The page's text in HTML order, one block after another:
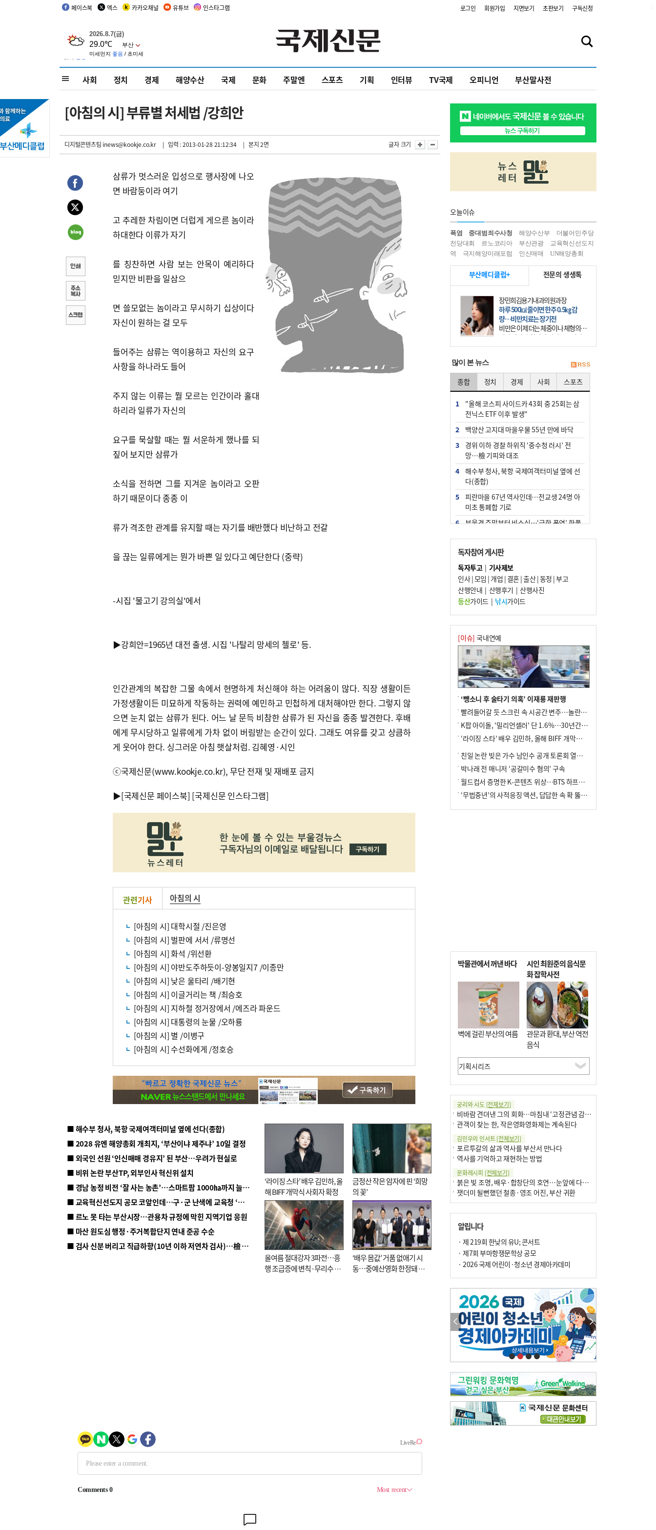
페이스북 엑스 카카오채널 유튜브 인스타그램 로그인 회원가입 지면보기 초판보기 구독신청
사회 정치 경제 해양수산 국제 문화 주말엔 스포츠 기획 인터뷰 TV국제 오피니언 부산말사전
[아침의 시] 부류별 처세법 /강희안
디지털콘텐츠팀 inews@kookje.co.kr | 입력 : 2013-01-28 21:12:34 | 본지 2면 글자 크기
삼류가 멋스러운 입성으로 행사장에 나오
면 바람둥이라 여기
고 추레한 차림이면 더럽게 게으른 놈이라
하대한다 이류가 자기
를 칭찬하면 사람 보는 안목이 예리하다
믿지만 비판을 일삼으
면 쓸모없는 놈이라고 무시하기 십상이다
자신이 원하는 걸 모두
들어주는 삼류는 역이용하고 자신의 요구
사항을 하나라도 들어
주지 않는 이류는 뭘 모르는 인간이라 홀대
하리라 일류가 자신의
요구를 묵살할 때는 뭘 서운하게 했나를 되
짚어 보지만 삼류가
소식을 전하면 그를 지겨운 놈이라고 오판
하기 때문이다 종종 이
류가 격조한 관계를 유지할 때는 자기를 배반했다 비난하고 전갈
을 끊는 일류에게는 뭔가 바쁜 일 있다고 예단한다 (중략)
-시집 '물고기 강의실'에서
▶강희안=1965년 대전 출생. 시집 '나탈리 망세의 첼로' 등.
인간관계의 복잡한 그물 속에서 현명하게 처신해야 하는 어려움이 많다. 직장 생활이든
가정생활이든 미묘하게 작동하는 권력에 예민하고 민첩하게 대처해야만 한다. 그렇지 않
으면 눈치 없는 삼류가 된다. 어느 날 문득 비참한 삼류가 된 자신을 종종 발견한다. 후배
에게 무시당하고 일류에게 가차 없이 버림받는 순간이 있다. 그래도 여유를 갖고 상큼하
게 웃어야 한다. 싱그러운 아침 햇살처럼. 김혜영·시인
ⓒ국제신문(www.kookje.co.kr), 무단 전재 및 재배포 금지
▶[국제신문 페이스북] [국제신문 인스타그램]
관련기사 아침의 시
[아침의 시] 대학시절 /진은영
[아침의 시] 벌판에 서서 /류명선
[아침의 시] 화석 /위선환
[아침의 시] 야반도주하듯이-양봉일지7 /이종만
[아침의 시] 낮은 울타리 /배기현
[아침의 시] 이글거리는 책 /최승호
[아침의 시] 지하철 정거장에서 /에즈라 파운드
[아침의 시] 대통령의 눈물 /오하룡
[아침의 시] 별 /이병구
[아침의 시] 수선화에게 /정호승
■ 해수부 청사, 북항 국제여객터미널 옆에 선다(종합)
■ 2028 유엔 해양총회 개최지, ‘부산이냐 제주냐’ 10일 결정
■ 외국인 선원 ‘인신매매 경유지’ 된 부산…우려가 현실로
■ 비위 논란 부산TP, 외부인사 혁신위 설치
■ 경남 농정 비전 ‘잘 사는 농촌’…스마트팜 1000㏊까지 늘린다
■ 교육혁신선도지 공모 코앞인데…구·군 난색에 교육청 ‘쩔쩔’
■ 르노 못 타는 부산시장…관용차 규정에 막힌 지역기업 응원
■ 마산 원도심 행정·주거복합단지 연내 준공 수순
■ 검사 신분 버리고 직급하향(10년 이하 저연차 검사)…檢 중수청행 기피
‘라이징 스타’ 배우 김민하, 올
해 BIFF 개막식 사회자 확정
금정산 작은 암자에 핀 ‘희망
의 꽃’
올여름 절대강자 3파전…흥
행 조급증에 변칙·무리수 마
‘배우 몸값’ 거품 없애기 시
동…중예산영화 한정돼 실
오늘이슈
폭염 중대범죄수사청 해양수산부
더불어민주당
전당대회
르노코리아 부산관광
교육혁신선도지
역
극지해양미래포럼 인신매매 UN해양총회
부산메디클럽+ 전문의 생생톡
장민희김용기내과의원과장
하루 500㎉ 줄이면 한주 0.5㎏ 감
량…비만치료는 장기전
비만은 이제 더는 체중이나 체형의 문
제가 아니다. 하나의 질병으로 인지
하고 치료와 관리를 해야 한다. 세계
많이 본 뉴스
종합 정치 경제 사회 스포츠
1
"올해 코스피 사이드카 43회 중 25회는 삼
전닉스 ETF 이후 발생"
2
백양산 고지대 마을우물 55년 만에 바닥
3
경위 이하 경찰 하위직 ‘중수청 러시’ 전
망…檢 기피와 대조
4
해수부 청사, 북항 국제여객터미널 옆에 선
다(종합)
5
피란마을 67년 역사인데…전교생 24명 아
미초 통폐합 기로
6
부울경 주말부터 비소식…‘극한 폭염’ 한풀
7
“낙동강권 삼락·을숙도·다대포 연결해 서
부산 관광 키우자”
8
오늘의 날씨- 2026년 8월 7일
9
외국인 선원 ‘인신매매 경유지’ 된 부산…
우려가 현실로
10 [사설] 해수부 신청사 북항으로 확정, 해양
수도 도약의 전환점
독자참여 게시판
독자투고| 기사제보
인사|모임 | 개업 | 결혼|출산|동정 |부고
산행안내 | 산행후기 | 산행사진
등산가이드| 낚시가이드
[이슈] 국내연예
‘뺑소니 후 술타기 의혹’ 이재룡 재판행
빨려들어갈 듯 스크린 속 시공간 변주…놀란의 메시지는 ‘전쟁 속죄’
K팝 아이돌, '밀리언셀러' 단 1.6%…30년간 등장 1182개팀 전수조사
‘라이징 스타’ 배우 김민하, 올해 BIFF 개막식 사회자 확정
친일 논란 빚은 가수 남인수 공개 토론회 열린다.
박나래 전 매니저 ‘공갈미수 혐의’ 구속
월드컵서 증명한 K-콘텐츠 위상…BTS 하프타임쇼·정호연 트로피 세리머니
‘무법중년’의 사적응징 액션, 답답한 속 확 뚫어주네
박물관에서 꺼낸 바다
벽에 걸린 부산의 여름
시인 최원준의 음식문
화 잡학사전
관문과 환대, 부산 역전
음식
궁리와 시도 [전체보기]
비바람 견뎌낸 그의 회화…마침내 ‘고정관념 감옥’서 해방
관객이 찾는 한, 작은영화영화제는 계속된다
김민우의 인서트[전체보기]
포르투갈의 삶과 역사를 부산서 만나다
역사를 기억하고 재현하는 방법
문화레시피 [전체보기]
붉은 빛 조명, 배우·합창단의 호연…눈앞에 다가온 부산오페라하우스
잿더미 될뻔했던 철종·영조 어진, 부산 귀환
현실의 고통, 은유의 詩로 담다 外
달구비·여우비…다양한 비 이름 外
박현주의 책 이야기[전체보기]
세계유산 ‘한국의 갯벌’ 얼마나 알고 있나요
문재필-여름_저녁무렵의호수
이 한편의 시조[전체보기]
참선 /오기환
고향 /김진규
주말 영화 박스오피스[전체보기]
‘스파이더맨’ 개봉 5일 만에 300만 돌풍…박스오피스·예매율 동시 1위
‘호프’ 개봉 11일 만에 관객 300만…‘스파이더맨’ 예매율 68.8% 1위
오늘의 운세- [전체보기]
오늘의 운세- 2026년 8월 6일 (음 6월 24일)
오늘의 운세- 2026년 8월 5일 (음 6월 23일)
조해훈의 고전 속 이 문장 [전체보기]
입추 지났는데도 덥다며 신유안에게 보낸 박규수의 편지
알립니다
· 제 219회 한낮의 유U; 콘서트
· 제7회 부마항쟁문학상 공모
· 2026 국제 어린이·청소년 경제아카데미